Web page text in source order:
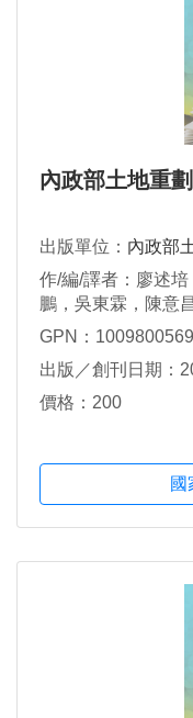
內政部土地重
出版單位： 內政部
作/編/譯者：廖述
鵬，吳東霖，陳意
錦桂
GPN：1009800569
出版／創刊日期：
價格：200
國